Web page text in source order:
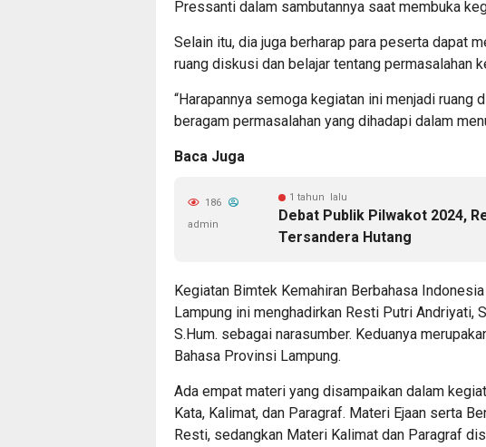
Pressanti dalam sambutannya saat membuka
Selain itu, dia juga berharap para peserta dapat
ruang diskusi dan belajar tentang permasalahan
“Harapannya semoga kegiatan ini menjadi
beragam permasalahan yang dihadapi dalam
Baca Juga
1 tahun lalu
Debat Publik Pilwakot 2024,
Tersandera Hutang
186
admin
Kegiatan Bimtek Kemahiran Berbahasa
Lampung ini menghadirkan Resti Putri Andriyati,
S.Hum. sebagai narasumber. Keduanya
Bahasa Provinsi Lampung.
Ada empat materi yang disampaikan dalam
Kata, Kalimat, dan Paragraf. Materi Ejaan serta
Resti, sedangkan Materi Kalimat dan Paragraf